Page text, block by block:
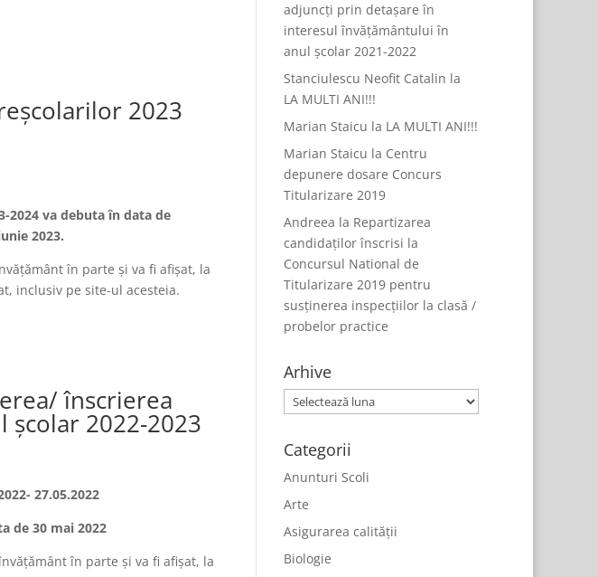
2023
2024 va debuta în data de
2023.
în parte şi va fi afișat, la
inclusiv pe site-ul acesteia.
înscrierea
2022-2023
27.05.2022
de 30 mai 2022
în parte şi va fi afișat, la
adjuncți prin detașare în
interesul învățământului în
anul școlar 2021-2022
Stanciulescu Neofit Catalin la
LA MULTI ANI!!!
Marian Staicu la LA MULTI ANI!!!
Marian Staicu la Centru
depunere dosare Concurs
Titularizare 2019
Andreea la Repartizarea
candidaților înscrisi la
Concursul National de
Titularizare 2019 pentru
susținerea inspecțiilor la clasă /
probelor practice
Arhive
Arhive
Categorii
Anunturi Scoli
Arte
Asigurarea calității
Biologie